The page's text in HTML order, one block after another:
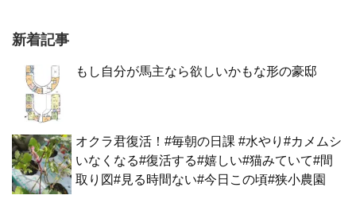
新着記事
もし自分が馬主なら欲しいかもな形の豪邸
オクラ君復活！#毎朝の日課 #水やり#カメムシ
いなくなる#復活する#嬉しい#猫みていて#間
取り図#見る時間ない#今日この頃#狭小農園